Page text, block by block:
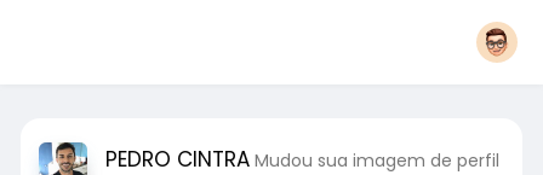
PEDRO CINTRA Mudou sua imagem de perfil